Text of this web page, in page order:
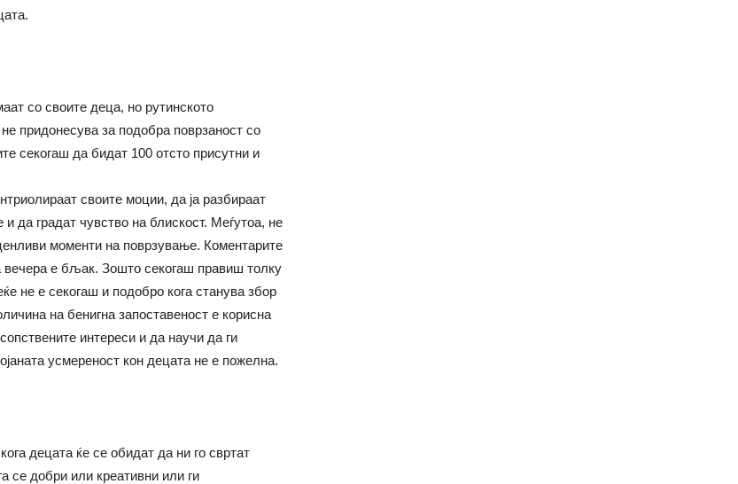
со своите деца, но рутинското
придонесува за подобра поврзаност со
секогаш да бидат 100 отсто присутни и
своите моции, да ја разбираат
да градат чувство на блискост. Меѓутоа, не
моменти на поврзување. Коментарите
вечера е бљак. Зошто секогаш правиш толку
не е секогаш и подобро кога станува збор
на бенигна запоставеност е корисна
интереси и да научи да ги
усмереност кон децата не е пожелна.
децата ќе се обидат да ни го свртат
се добри или креативни или ги